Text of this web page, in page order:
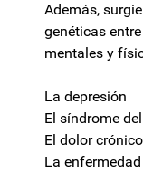
Además,
genéticas
mentales y
La depresión
El síndrome
El dolor crónico
La